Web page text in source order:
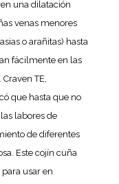
una dilatación
venas menores
o arañitas) hasta
fácilmente en las
TE,
que hasta que no
labores de
de diferentes
Este cojín cuña
usar en